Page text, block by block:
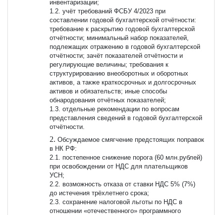
инвентаризации;
1.2. учёт требований ФСБУ 4/2023 при
составлении годовой бухгалтерской отчётности:
требование к раскрытию годовой бухгалтерской
отчётности; минимальный набор показателей,
подлежащих отражению в годовой бухгалтерской
отчётности; зачёт показателей отчётности и
регулирующие величины; требования к
структурированию внеоборотных и оборотных
активов, а также краткосрочных и долгосрочных
активов и обязательств; иные способы
обнародования отчётных показателей;
1.3. отдельные рекомендации по вопросам
представления сведений в годовой бухгалтерской
отчётности.
Обсуждаемое смягчение предстоящих поправок
в НК РФ:
2.1. постепенное снижение порога (60 млн.рублей)
при освобождении от НДС для плательщиков
УСН;
2.2. возможность отказа от ставки НДС 5% (7%)
до истечения трёхлетнего срока;
2.3. сохранение налоговой льготы по НДС в
отношении «отечественного» программного